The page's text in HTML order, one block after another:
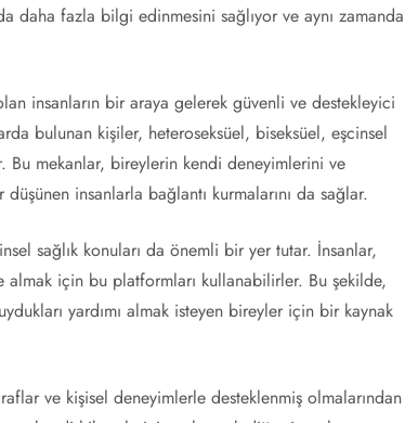
daha fazla bilgi edinmesini sağlıyor ve aynı zamanda
insanların bir araya gelerek güvenli ve destekleyici
bulunan kişiler, heteroseksüel, biseksüel, eşcinsel
Bu mekanlar, bireylerin kendi deneyimlerini ve
insanlarla bağlantı kurmalarını da sağlar.
sağlık konuları da önemli bir yer tutar. İnsanlar,
almak için bu platformları kullanabilirler. Bu şekilde,
yardımı almak isteyen bireyler için bir kaynak
ve kişisel deneyimlerle desteklenmiş olmalarından